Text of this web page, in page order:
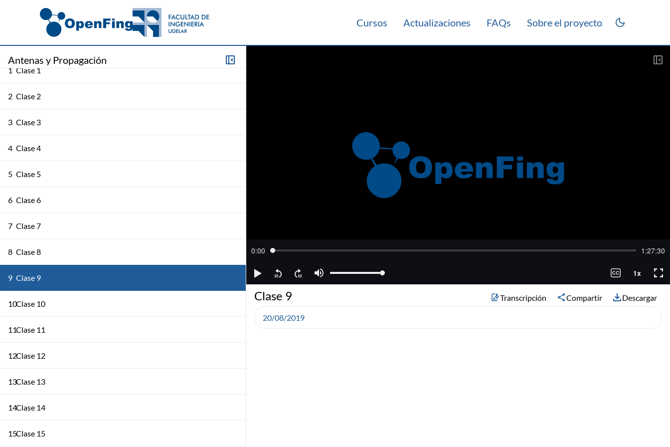
Cursos Actualizaciones FAQs Sobre el proyecto
Antenas y Propagación
1 Clase 1
2 Clase 2
3 Clase 3
4 Clase 4
5 Clase 5
6 Clase 6
7 Clase 7
8 Clase 8
9 Clase 9
10Clase 10
11Clase 11
12Clase 12
13Clase 13
14Clase 14
15Clase 15
Clase 9 Transcripción Compartir Descargar
20/08/2019